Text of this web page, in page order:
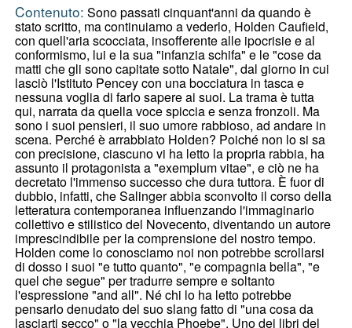
Contenuto: Sono passati cinquant'anni da quando è
stato scritto, ma continuiamo a vederlo, Holden Caufield,
con quell'aria scocciata, insofferente alle ipocrisie e al
conformismo, lui e la sua "infanzia schifa" e le "cose da
matti che gli sono capitate sotto Natale", dal giorno in cui
lasciò l'Istituto Pencey con una bocciatura in tasca e
nessuna voglia di farlo sapere ai suoi. La trama è tutta
qui, narrata da quella voce spiccia e senza fronzoli. Ma
sono i suoi pensieri, il suo umore rabbioso, ad andare in
scena. Perché è arrabbiato Holden? Poiché non lo si sa
con precisione, ciascuno vi ha letto la propria rabbia, ha
assunto il protagonista a "exemplum vitae", e ciò ne ha
decretato l'immenso successo che dura tuttora. È fuor di
dubbio, infatti, che Salinger abbia sconvolto il corso della
letteratura contemporanea influenzando l'immaginario
collettivo e stilistico del Novecento, diventando un autore
imprescindibile per la comprensione del nostro tempo.
Holden come lo conosciamo noi non potrebbe scrollarsi
di dosso i suoi "e tutto quanto", "e compagnia bella", "e
quel che segue" per tradurre sempre e soltanto
l'espressione "and all". Né chi lo ha letto potrebbe
pensarlo denudato del suo slang fatto di "una cosa da
lasciarti secco" o "la vecchia Phoebe". Uno dei libri del